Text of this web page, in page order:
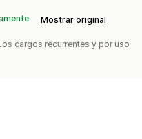
Mostrar original
cargos recurrentes y por uso